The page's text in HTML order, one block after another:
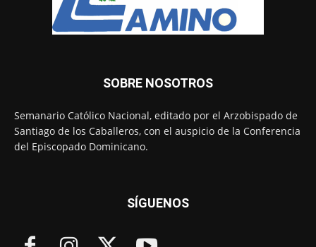
SOBRE NOSOTROS
Semanario Católico Nacional, editado por el Arzobispado de
Santiago de los Caballeros, con el auspicio de la Conferencia
del Episcopado Dominicano.
SÍGUENOS